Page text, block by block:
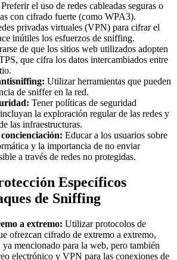
Preferir el uso de redes cableadas seguras o
con cifrado fuerte (como WPA3).
privadas virtuales (VPN) para cifrar el
inútiles los esfuerzos de sniffing.
de que los sitios web utilizados adopten
que cifra los datos intercambiados entre
Utilizar herramientas que pueden
de sniffer en la red.
Tener políticas de seguridad
la exploración regular de las redes y
las infraestructuras.
Educar a los usuarios sobre
y la importancia de no enviar
a través de redes no protegidas.
Específicos
de Sniffing
a extremo: Utilizar protocolos de
ofrezcan cifrado de extremo a extremo,
mencionado para la web, pero también
electrónico y VPN para las conexiones de